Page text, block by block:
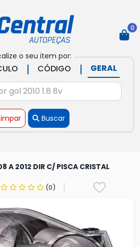
o seu item por:
| CÓDIGO | GERAL
Buscar
0
A 2012 DIR C/ PISCA CRISTAL
(0)